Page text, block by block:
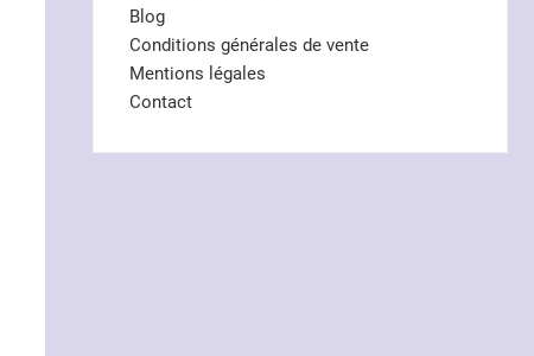
Blog
Conditions générales de vente
Mentions légales
Contact